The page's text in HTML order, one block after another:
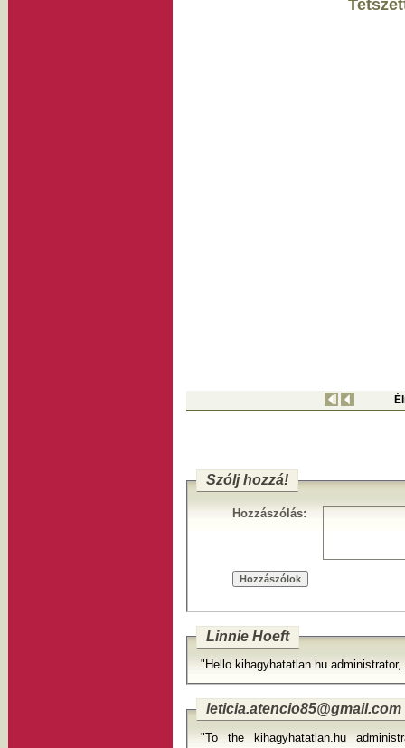
Szólj hozzá!
Hozzászólás:
Linnie Hoeft
"Hello kihagyhatatlan.hu
leticia.atencio85@gmail.com
"To the kihagyhatatlan.hu